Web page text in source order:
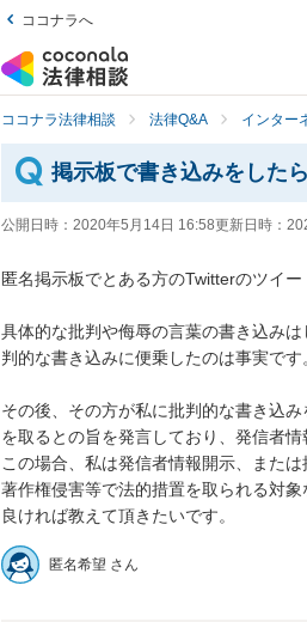
ココナラへ
ココナラ法律相談 法律Q&A インター
掲示板で書き込みをした
公開日時： 2020年5月14日 16:58更新日時：
匿名掲示板でとある方のTwitterのツイ
具体的な批判や侮辱の言葉の書き込み
判的な書き込みに便乗したのは事実です
その後、その方が私に批判的な書き込
を取るとの旨を発言しており、発信者
この場合、私は発信者情報開示、また
著作権侵害等で法的措置を取られる対象
良ければ教えて頂きたいです。
匿名希望 さん